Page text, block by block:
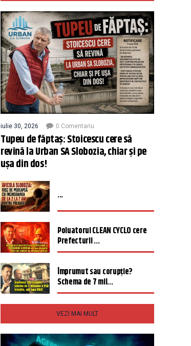
iulie 30, 2026 0 Comentariu
Tupeu de făptaș: Stoicescu cere să
revină la Urban SA Slobozia, chiar și pe
ușa din dos!
...
Poluatorul CLEAN CYCLO cere
Prefecturii ...
Împrumut sau corupție?
Schema de 7 mil...
VEZI MAI MULT